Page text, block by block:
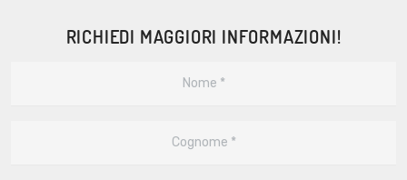
RICHIEDI MAGGIORI INFORMAZIONI!